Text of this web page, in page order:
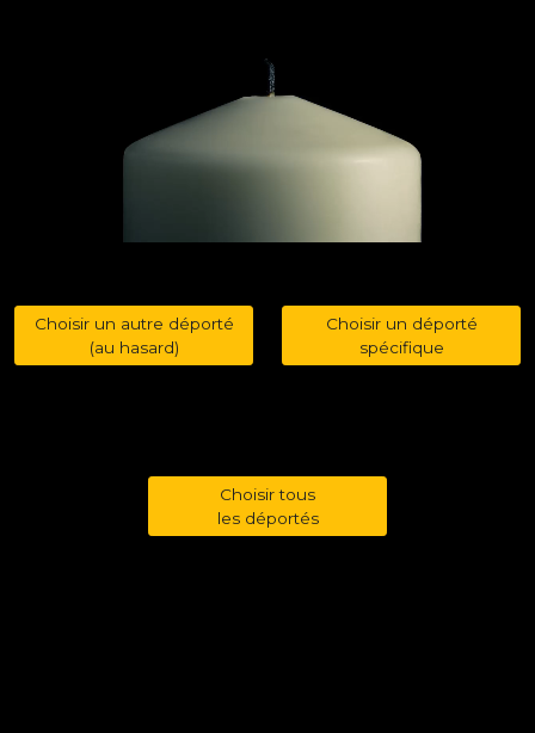
Choisir un autre déporté
(au hasard)
Choisir un déporté
spécifique
Choisir tous
les déportés